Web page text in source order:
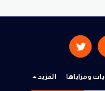
ومزاياها المزيد